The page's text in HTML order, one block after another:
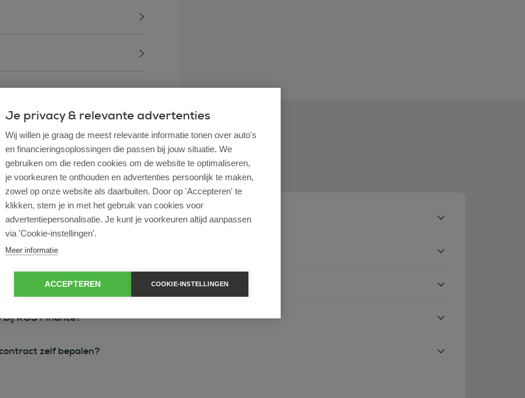
ondernemer?
operational lease?
ROS Finance?
zelf bepalen?
Je privacy & relevante advertenties
Wij willen je graag de meest relevante informatie tonen over auto's
en financieringsoplossingen die passen bij jouw situatie. We
gebruiken om die reden cookies om de website te optimaliseren,
je voorkeuren te onthouden en advertenties persoonlijk te maken,
zowel op onze website als daarbuiten. Door op 'Accepteren' te
klikken, stem je in met het gebruik van cookies voor
advertentiepersonalisatie. Je kunt je voorkeuren altijd aanpassen
via 'Cookie-instellingen'.
Meer informatie
ACCEPTEREN COOKIE-INSTELLINGEN